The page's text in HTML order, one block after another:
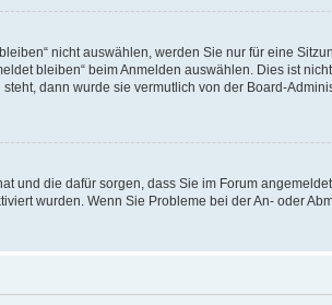
nicht auswählen, werden Sie nur für eine
bleiben“ beim Anmelden auswählen. Dies ist
dann wurde sie vermutlich von der Board-
und die dafür sorgen, dass Sie im Forum
wurden. Wenn Sie Probleme bei der An- oder